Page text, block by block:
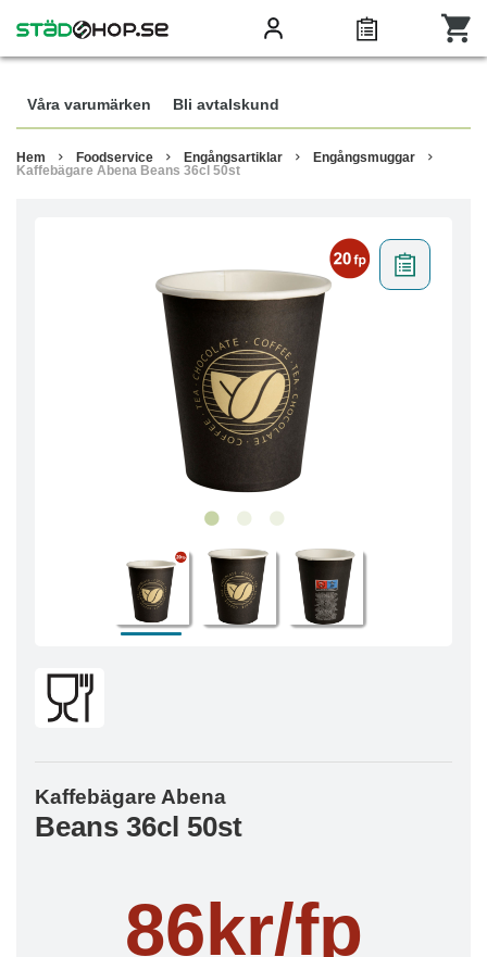
Våra varumärken Bli avtalskund
Hem Foodservice Engångsartiklar
Engångsmuggar
Kaffebägare Abena Beans 36cl 50st
Kaffebägare Abena
Beans 36cl 50st
86kr/fp